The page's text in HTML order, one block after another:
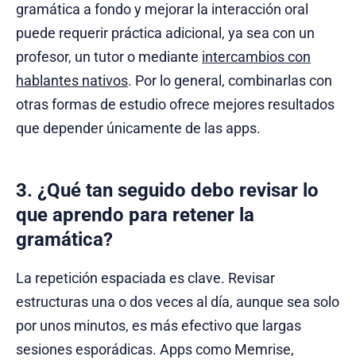
gramática a fondo y mejorar la interacción oral
puede requerir práctica adicional, ya sea con un
profesor, un tutor o mediante intercambios con
hablantes nativos. Por lo general, combinarlas con
otras formas de estudio ofrece mejores resultados
que depender únicamente de las apps.
3. ¿Qué tan seguido debo revisar lo
que aprendo para retener la
gramática?
La repetición espaciada es clave. Revisar
estructuras una o dos veces al día, aunque sea solo
por unos minutos, es más efectivo que largas
sesiones esporádicas. Apps como Memrise,